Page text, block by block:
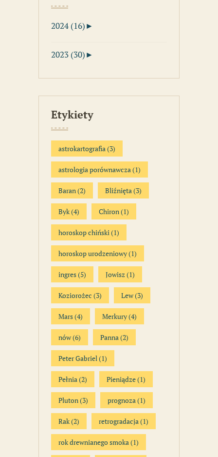
►
2024 (16)
►
2023 (30)
Etykiety
astrokartografia(3)
astrologia porównawcza(1)
Baran(2) Bliźnięta(3)
Byk(4) Chiron(1)
horoskop chiński(1)
horoskop urodzeniowy(1)
ingres(5) Jowisz (1)
Koziorożec (3) Lew(3)
Mars(4) Merkury(4)
nów(6) Panna(2)
Peter Gabriel(1)
Pełnia(2) Pieniądze(1)
Pluton(3) prognoza(1)
Rak(2) retrogradacja(1)
rok drewnianego smoka(1)